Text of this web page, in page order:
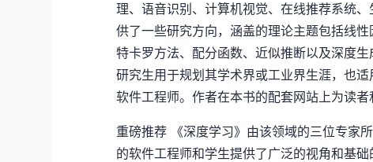
理、语音识别、计算机视觉、在线推荐系统
供了一些研究方向，涵盖的理论主题包括线
特卡罗方法、配分函数、近似推断以及深度
研究生用于规划其学术界或工业界生涯，也
软件工程师。作者在本书的配套网站上为读者
重磅推荐 《深度学习》由该领域的三位专家
的软件工程师和学生提供了广泛的视角和基